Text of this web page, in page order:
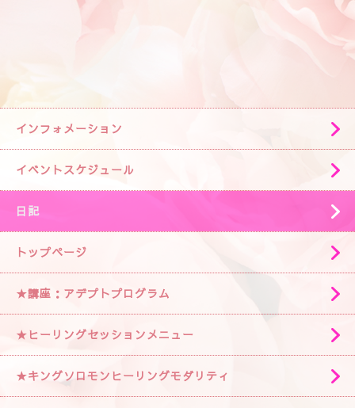
インフォメーション
イベントスケジュール
日記
トップページ
★講座：アデプトプログラム
★ヒーリングセッションメニュー
★キングソロモンヒーリングモダリティ